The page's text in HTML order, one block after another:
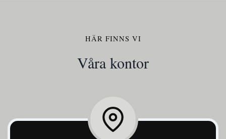
HÄR FINNS VI
Våra kontor